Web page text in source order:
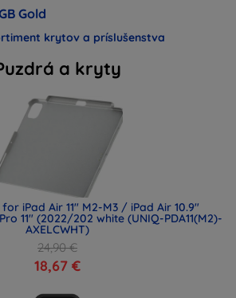
Gold
krytov a príslušenstva
a kryty
iPad Air 11" M2-M3 / iPad Air 10.9"
11" (2022/202 white (UNIQ-PDA11(M2)-
AXELCWHT)
24,90 €
18,67 €